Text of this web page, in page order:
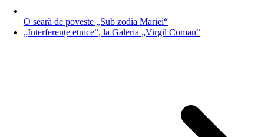
O seară de poveste „Sub zodia Mariei“
„Interferențe etnice“, la Galeria „Virgil Coman“